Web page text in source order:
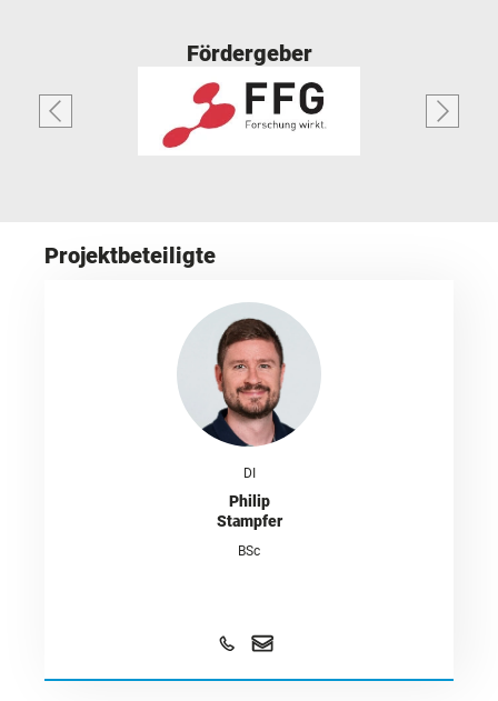
Fördergeber
Projektbeteiligte
DI
Philip
Stampfer
BSc